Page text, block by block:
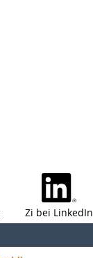
Zi bei LinkedIn